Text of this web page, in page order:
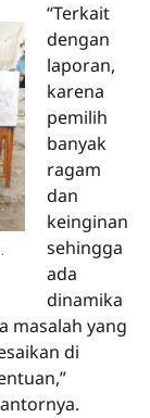
“Terkait
dengan
laporan,
karena
pemilih
banyak
ragam
dan
keinginan
sehingga
ada
dinamika
masalah yang
di